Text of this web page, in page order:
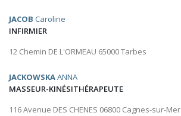
JACOB Caroline
INFIRMIER
12 Chemin DE L'ORMEAU 65000 Tarbes
JACKOWSKAANNA
MASSEUR-KINÉSITHÉRAPEUTE
116 Avenue DES CHENES 06800 Cagnes-sur-Mer